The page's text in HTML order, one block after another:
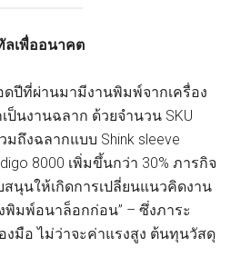
ลเพื่ออนาคต
ปีที่ผ่านมามีงานพิมพ์จากเครื่อง
ป็นงานฉลาก ด้วยจำนวน SKU
ถึงฉลากแบบ Shink sleeve
8000 เพิ่มขึ้นกว่า 30% ภารกิจ
นุนให้เกิดการเปลี่ยนแนวคิดงาน
มพ์อนาล็อกก่อน” – ซึ่งภาระ
งมือ ไม่ว่าจะค่าแรงสูง ต้นทุนวัสดุ